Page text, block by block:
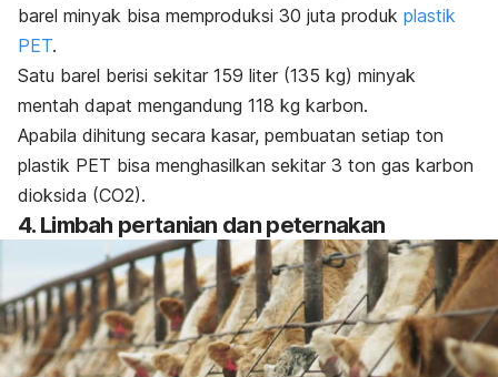
barel minyak bisa memproduksi 30 juta produk plastik
PET.
Satu barel berisi sekitar 159 liter (135 kg) minyak
mentah dapat mengandung 118 kg karbon.
Apabila dihitung secara kasar, pembuatan setiap ton
plastik PET bisa menghasilkan sekitar 3 ton gas karbon
dioksida (CO2).
4. Limbah pertanian dan peternakan